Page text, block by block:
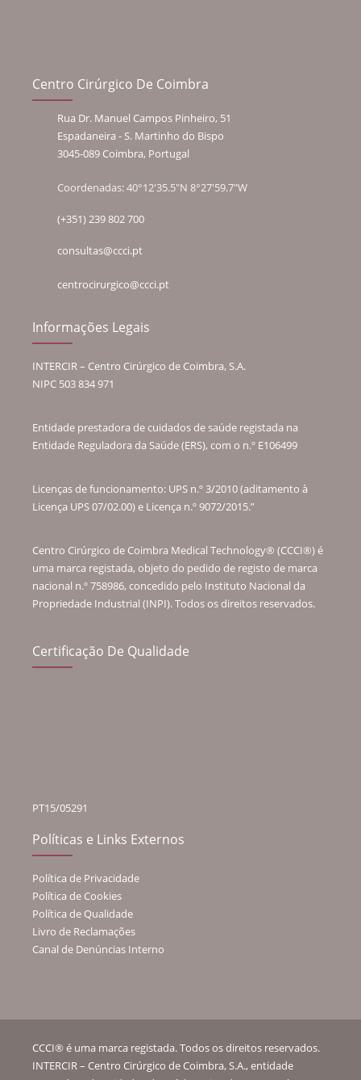
Centro Cirúrgico De Coimbra
Rua Dr. Manuel Campos Pinheiro, 51
Espadaneira - S. Martinho do Bispo
3045-089 Coimbra, Portugal
Coordenadas: 40°12'35.5"N 8°27'59.7"W
(+351) 239 802 700
consultas@ccci.pt
centrocirurgico@ccci.pt
Informações Legais
INTERCIR – Centro Cirúrgico de Coimbra, S.A.
NIPC 503 834 971
Entidade prestadora de cuidados de saúde registada na
Entidade Reguladora da Saúde (ERS), com o n.º E106499
Licenças de funcionamento: UPS n.º 3/2010 (aditamento à
Licença UPS 07/02.00) e Licença n.º 9072/2015.”
Centro Cirúrgico de Coimbra Medical Technology® (CCCI®) é
uma marca registada, objeto do pedido de registo de marca
nacional n.º 758986, concedido pelo Instituto Nacional da
Propriedade Industrial (INPI). Todos os direitos reservados.
Certificação De Qualidade
PT15/05291
Políticas e Links Externos
Política de Privacidade
Política de Cookies
Política de Qualidade
Livro de Reclamações
Canal de Denúncias Interno
CCCI® é uma marca registada. Todos os direitos reservados.
INTERCIR – Centro Cirúrgico de Coimbra, S.A., entidade